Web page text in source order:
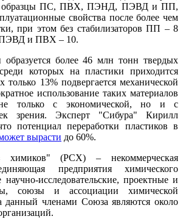
образцы ПС, ПВХ, ПЭНД, ПЭВД и ПП,
свойства после более чем
при этом без стабилизаторов ПП – 8
и ПВХ – 10.
более 46 млн тонн твердых
которых на пластики приходится
13% подвергается механической
использование таких материалов
только с экономической, но и с
зрения. Эксперт "Сибура" Кирилл
потенциал переработки пластиков в
вырасти до 60%.
химиков" (РСХ) – некоммерческая
предприятия химического
научно-исследовательские, проектные и
союзы и ассоциации химической
данный членами Союза являются около